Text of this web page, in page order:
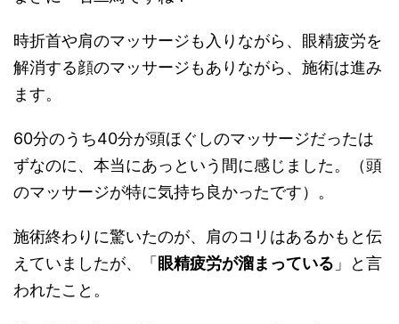
時折首や肩のマッサージも入りながら、眼精疲労を
解消する顔のマッサージもありながら、施術は進み
ます。
60分のうち40分が頭ほぐしのマッサージだったは
ずなのに、本当にあっという間に感じました。（頭
のマッサージが特に気持ち良かったです）。
施術終わりに驚いたのが、肩のコリはあるかもと伝
えていましたが、「 眼精疲労が溜まっている 」と言
われたこと。